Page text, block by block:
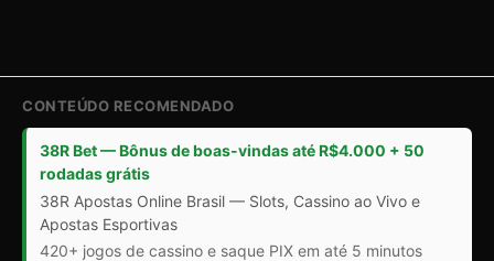
CONTEÚDO RECOMENDADO
38R Bet — Bônus de boas-vindas até R$4.000 + 50
rodadas grátis
38R Apostas Online Brasil — Slots, Cassino ao Vivo e
Apostas Esportivas
420+ jogos de cassino e saque PIX em até 5 minutos